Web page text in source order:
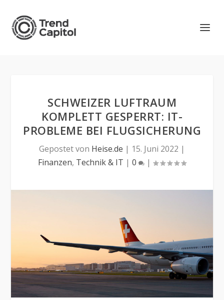
SCHWEIZER LUFTRAUM
KOMPLETT GESPERRT: IT-
PROBLEME BEI FLUGSICHERUNG
Gepostet von Heise.de | 15. Juni 2022 |
Finanzen, Technik & IT | 0 |